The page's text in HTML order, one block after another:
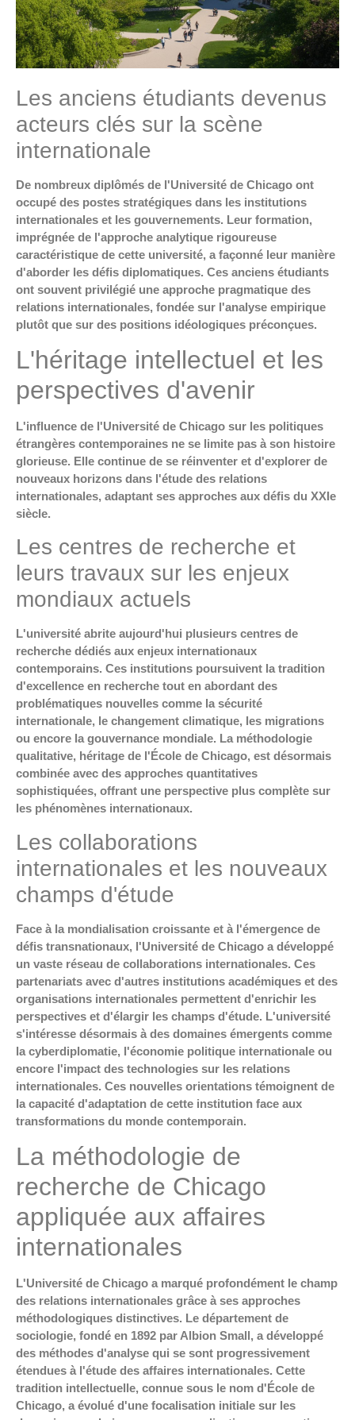
Les anciens étudiants devenus
acteurs clés sur la scène
internationale
De nombreux diplômés de l'Université de Chicago ont
occupé des postes stratégiques dans les institutions
internationales et les gouvernements. Leur formation,
imprégnée de l'approche analytique rigoureuse
caractéristique de cette université, a façonné leur manière
d'aborder les défis diplomatiques. Ces anciens étudiants
ont souvent privilégié une approche pragmatique des
relations internationales, fondée sur l'analyse empirique
plutôt que sur des positions idéologiques préconçues.
L'héritage intellectuel et les
perspectives d'avenir
L'influence de l'Université de Chicago sur les politiques
étrangères contemporaines ne se limite pas à son histoire
glorieuse. Elle continue de se réinventer et d'explorer de
nouveaux horizons dans l'étude des relations
internationales, adaptant ses approches aux défis du XXIe
siècle.
Les centres de recherche et
leurs travaux sur les enjeux
mondiaux actuels
L'université abrite aujourd'hui plusieurs centres de
recherche dédiés aux enjeux internationaux
contemporains. Ces institutions poursuivent la tradition
d'excellence en recherche tout en abordant des
problématiques nouvelles comme la sécurité
internationale, le changement climatique, les migrations
ou encore la gouvernance mondiale. La méthodologie
qualitative, héritage de l'École de Chicago, est désormais
combinée avec des approches quantitatives
sophistiquées, offrant une perspective plus complète sur
les phénomènes internationaux.
Les collaborations
internationales et les nouveaux
champs d'étude
Face à la mondialisation croissante et à l'émergence de
défis transnationaux, l'Université de Chicago a développé
un vaste réseau de collaborations internationales. Ces
partenariats avec d'autres institutions académiques et des
organisations internationales permettent d'enrichir les
perspectives et d'élargir les champs d'étude. L'université
s'intéresse désormais à des domaines émergents comme
la cyberdiplomatie, l'économie politique internationale ou
encore l'impact des technologies sur les relations
internationales. Ces nouvelles orientations témoignent de
la capacité d'adaptation de cette institution face aux
transformations du monde contemporain.
La méthodologie de
recherche de Chicago
appliquée aux affaires
internationales
L'Université de Chicago a marqué profondément le champ
des relations internationales grâce à ses approches
méthodologiques distinctives. Le département de
sociologie, fondé en 1892 par Albion Small, a développé
des méthodes d'analyse qui se sont progressivement
étendues à l'étude des affaires internationales. Cette
tradition intellectuelle, connue sous le nom d'École de
Chicago, a évolué d'une focalisation initiale sur les